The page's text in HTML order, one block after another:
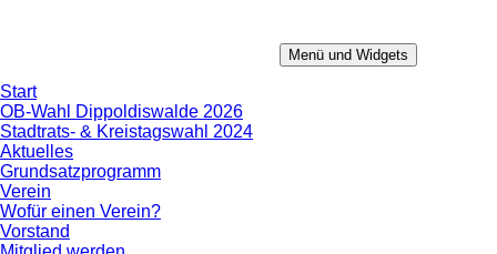
Konservative Mitte
Aus Erfahrung in die Zukunft.
Menü und Widgets
Start
OB-Wahl Dippoldiswalde 2026
Stadtrats- & Kreistagswahl 2024
Aktuelles
Grundsatzprogramm
Verein
Wofür einen Verein?
Vorstand